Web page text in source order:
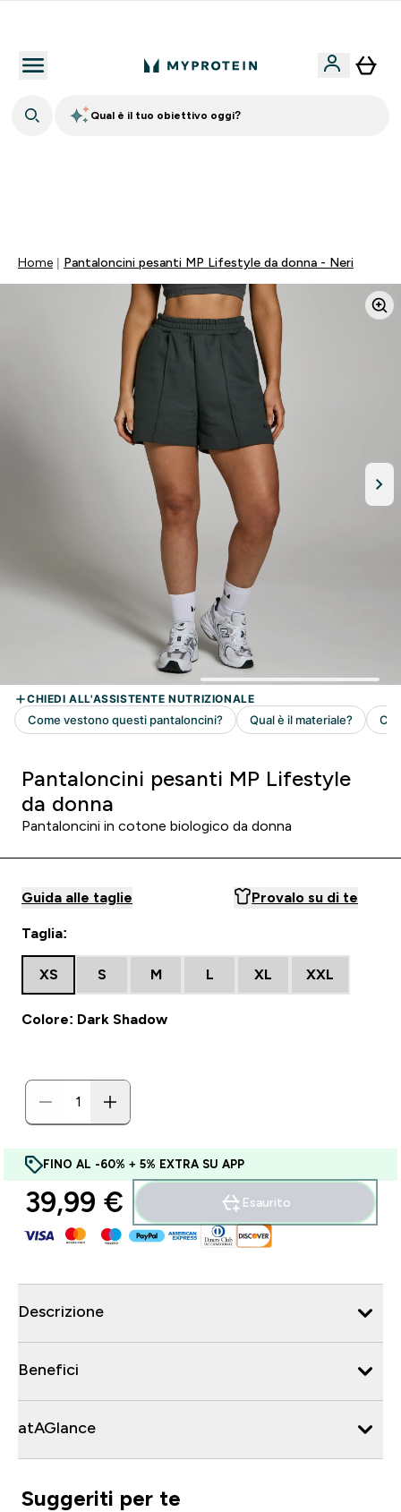
Qual è il tuo obiettivo oggi?
Home Pantaloncini pesanti MP Lifestyle da donna - Neri
Pantaloncini pesanti MP Lifestyle
da donna
Pantaloncini in cotone biologico da donna
Guida alle taglie Provalo su di te
Taglia:
XS S M L XL XXL
Colore: Dark Shadow
FINO AL -60% + 5% EXTRA SU APP
39,99 €‎ Esaurito
Descrizione
Benefici
atAGlance
Suggeriti per te